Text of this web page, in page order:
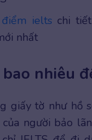
ielts chi
nhất
bao nhiêu
giấy tờ như hồ
người bảo